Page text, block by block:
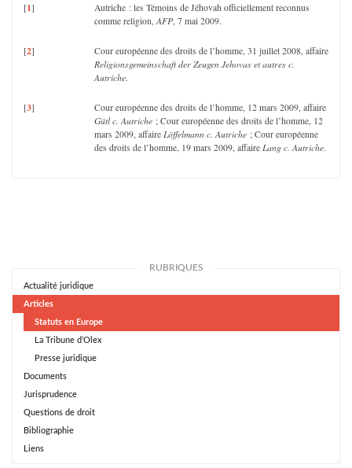
[1]
Autriche : les Témoins de Jéhovah officiellement reconnus
comme religion,AFP, 7 mai 2009.
[2]
Cour européenne des droits de l’homme, 31 juillet 2008, affaire
Religionsgemeinschaft der Zeugen Jehovas et autres c.
Autriche.
[3]
Cour européenne des droits de l’homme, 12 mars 2009, affaire
Gütl c. Autriche ; Cour européenne des droits de l’homme, 12
mars 2009, affaire Löffelmann c. Autriche ; Cour européenne
des droits de l’homme, 19 mars 2009, affaire Lang c. Autriche.
RUBRIQUES
Actualité juridique
Articles
Statuts en Europe
La Tribune d’Olex
Presse juridique
Documents
Jurisprudence
Questions de droit
Bibliographie
Liens